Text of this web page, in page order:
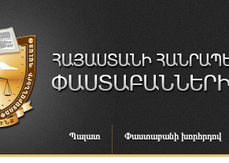
Պալատ Փաստաբանի խորհրդով